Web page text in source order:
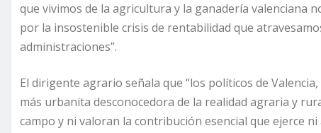
que vivimos de la agricultura y la ganadería valenciana
por la insostenible crisis de rentabilidad que
administraciones”.
El dirigente agrario señala que “los políticos de
más urbanita desconocedora de la realidad agraria y
campo y ni valoran la contribución esencial que ejerce